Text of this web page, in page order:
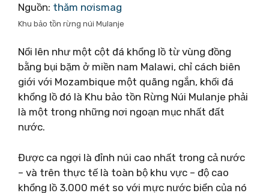
Nguồn: thăm nơismag
Khu bảo tồn rừng núi Mulanje
Nổi lên như một cột đá khổng lồ từ vùng đồng
bằng bụi bặm ở miền nam Malawi, chỉ cách biên
giới với Mozambique một quãng ngắn, khối đá
khổng lồ đó là Khu bảo tồn Rừng Núi Mulanje phải
là một trong những nơi ngoạn mục nhất đất
nước.
Được ca ngợi là đỉnh núi cao nhất trong cả nước
– và trên thực tế là toàn bộ khu vực – độ cao
khổng lồ 3.000 mét so với mực nước biển của nó